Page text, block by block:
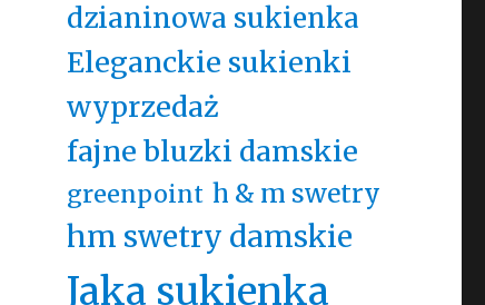
dzianinowa sukienka
Eleganckie sukienki
wyprzedaż
fajne bluzki damskie
greenpoint h & m swetry
hm swetry damskie
Jaka sukienka